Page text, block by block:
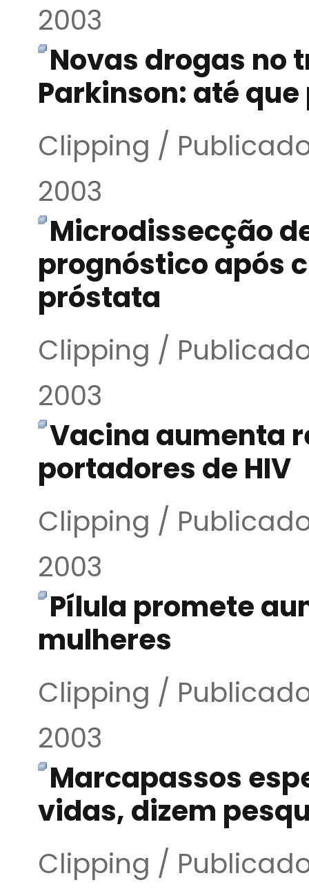
2003
Novas drogas no
Parkinson: até
Clipping /
2003
Microdissecção
prognóstico após
próstata
Clipping /
2003
Vacina aumenta
portadores de HIV
Clipping /
2003
Pílula promete
mulheres
Clipping /
2003
Marcapassos
vidas, dizem
Clipping /